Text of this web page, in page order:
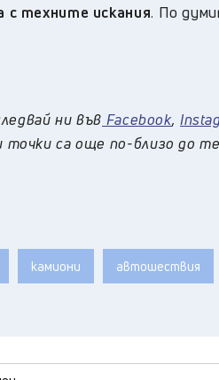
с техните искания. По
ни във Facebook,
са още по-близо до
камиони автошествия